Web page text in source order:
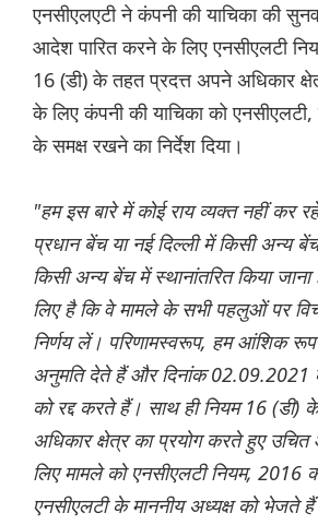
एनसीएलएटी ने कंपनी की याचिका की
आदेश पारित करने के लिए एनसीएलटी
16 ​​(डी) के तहत प्रदत्त अपने अधिकार
के लिए कंपनी की याचिका को
के समक्ष रखने का निर्देश दिया।
"हम इस बारे में कोई राय व्यक्त नहीं कर
प्रधान बेंच या नई दिल्ली में किसी अन्य
किसी अन्य बेंच में स्थानांतरित किया
लिए है कि वे मामले के सभी पहलुओं पर
निर्णय लें। परिणामस्वरूप, हम आंशिक
अनुमति देते हैं और दिनांक
को रद्द करते हैं। साथ ही नियम 16
अधिकार क्षेत्र का प्रयोग करते हुए
लिए मामले को एनसीएलटी नियम, 2016
एनसीएलटी के माननीय अध्यक्ष को भेजते